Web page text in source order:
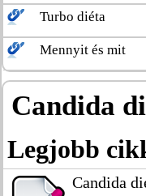
Turbo diéta
Mennyit és mit
Candida
Legjobb
Candida